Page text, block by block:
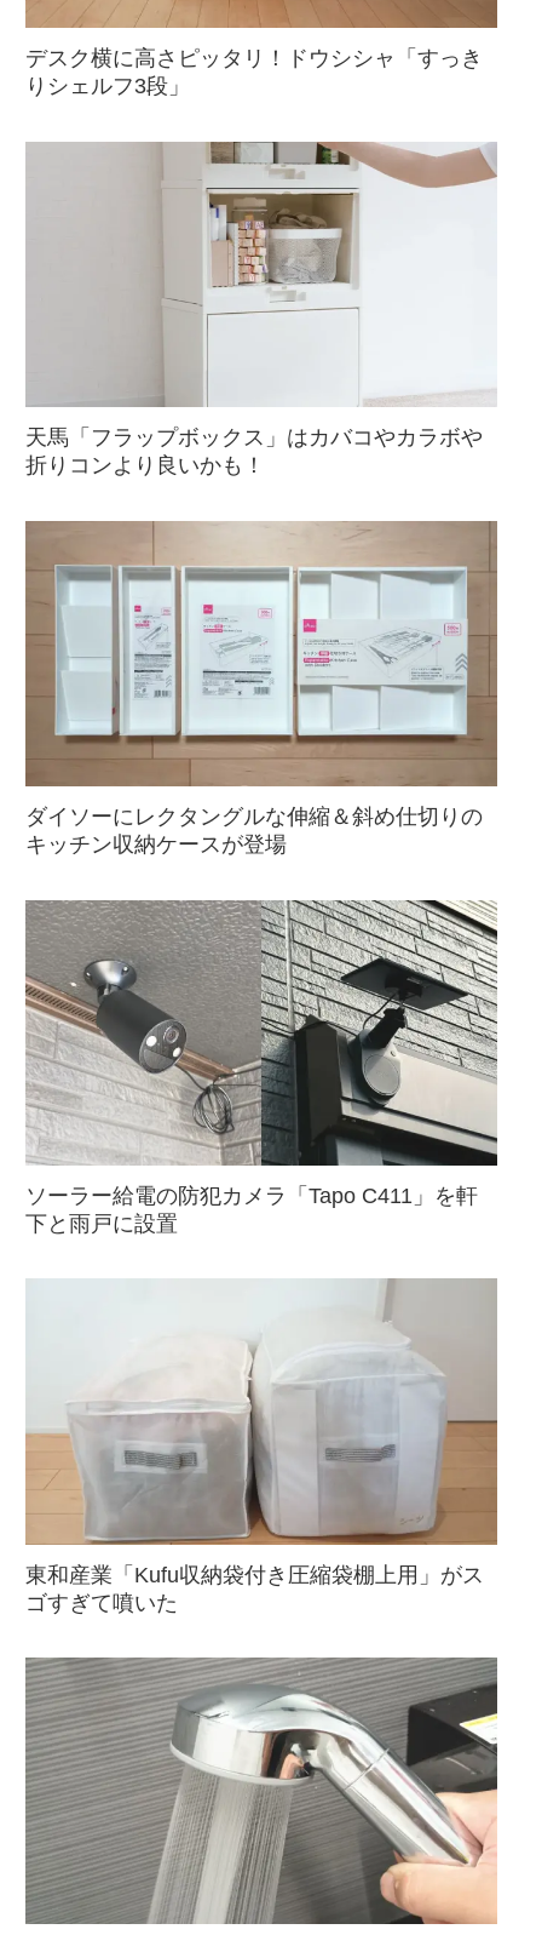
デスク横に高さピッタリ！ドウシシャ「すっき
りシェルフ3段」
天馬「フラップボックス」はカバコやカラボや
折りコンより良いかも！
ダイソーにレクタングルな伸縮＆斜め仕切りの
キッチン収納ケースが登場
ソーラー給電の防犯カメラ「Tapo C411」を軒
下と雨戸に設置
東和産業「Kufu収納袋付き圧縮袋棚上用」がス
ゴすぎて噴いた